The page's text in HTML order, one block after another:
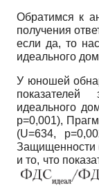
Обратимся к
получения
если да, то
идеального
У юношей
показателей
идеального
p=0,001),
(U=634,
Защищенности
и то, что